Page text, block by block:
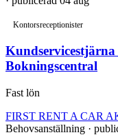
Kontorsreceptionister
Bokningscentral
Fast lön
FIRST RENT A CAR
Behovsanställning ·